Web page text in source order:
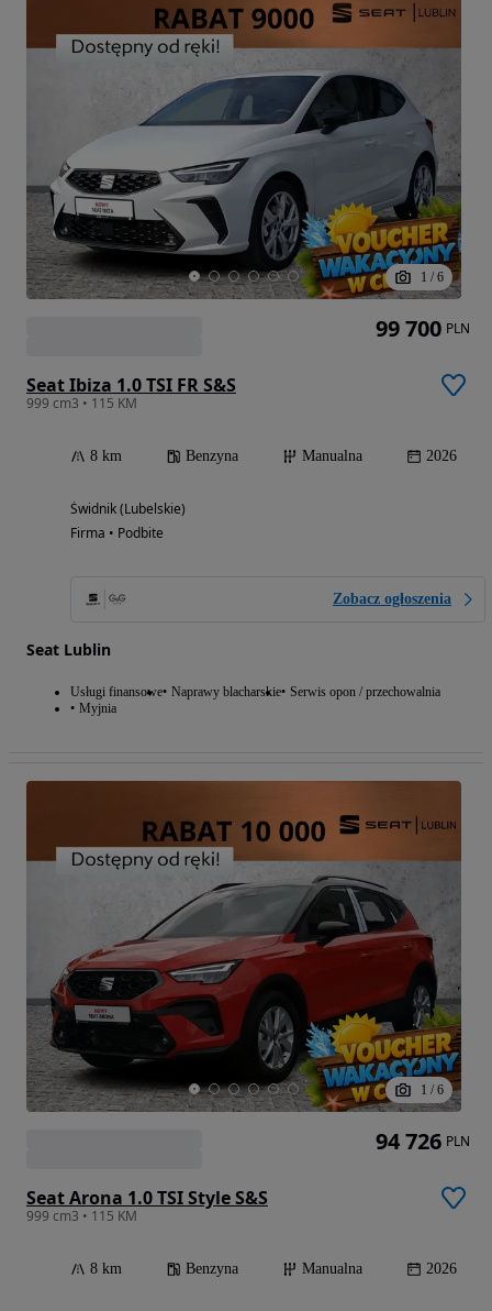
1 / 6
Seat Ibiza 1.0 TSI FR S&S
999 cm3 • 115 KM
8 km Benzyna Manualna 2026
Świdnik (Lubelskie)
Firma • Podbite
Zobacz ogłoszenia
Seat Lublin
Usługi finansowe Naprawy blacharskie Serwis opon / przechowalnia
Myjnia
99 700 PLN
1 / 6
Seat Arona 1.0 TSI Style S&S
999 cm3 • 115 KM
8 km Benzyna Manualna 2026
94 726 PLN